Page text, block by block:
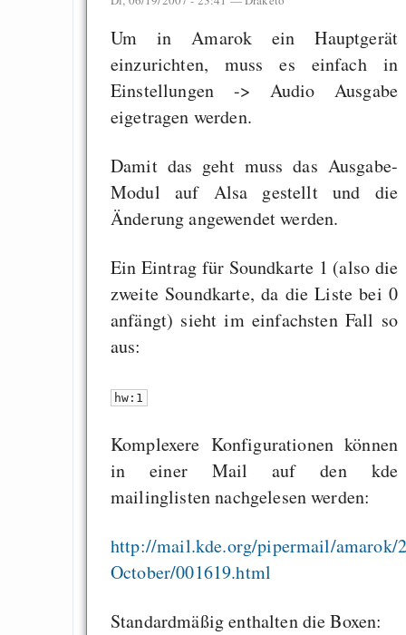
Um in Amarok ein Hauptgerät
einzurichten, muss es einfach in
Einstellungen -> Audio Ausgabe
eigetragen werden.
Damit das geht muss das Ausgabe-
Modul auf Alsa gestellt und die
Änderung angewendet werden.
Ein Eintrag für Soundkarte 1 (also die
zweite Soundkarte, da die Liste bei 0
anfängt) sieht im einfachsten Fall so
aus:
hw:1
Komplexere Konfigurationen können
in einer Mail auf den kde
mailinglisten nachgelesen werden:
http://mail.kde.org/pipermail/amarok/
October/001619.html
Standardmäßig enthalten die Boxen:
Measured
Graben-Neudorf,
West Germany
Draketo neu:
der Vermögenssteuer
Heute ist der
Recht auf
in der EU
Angestellten -- ab
Die Anstalt
Richtige in einer